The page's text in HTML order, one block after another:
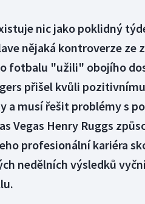
nic jako poklidný
nějaká kontroverze ze
fotbalu "užili" obojího
přišel kvůli
a musí řešit problémy s
Vegas Henry Ruggs
profesionální kariéra
nedělních výsledků